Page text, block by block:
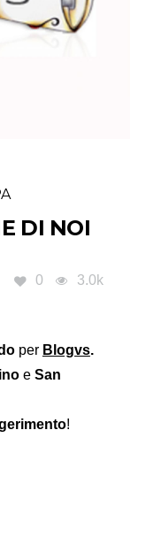
DI NOI
0 3.0k
per Blogvs.
e San
!